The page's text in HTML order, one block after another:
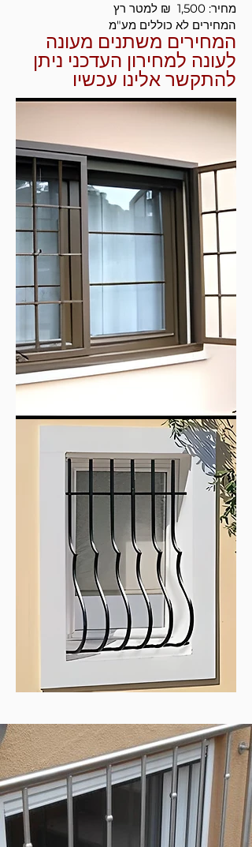
מחיר: 1,500 ₪ למטר רץ
המחירים לא כוללים מע"מ
המחירים משתנים מעונה
לעונה למחירון העדכני ניתן
להתקשר אלינו עכשיו